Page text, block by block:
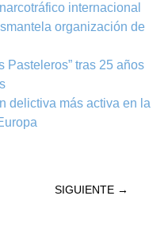
internacional
organización de
Pasteleros” tras 25 años
delictiva más activa en la
SIGUIENTE →